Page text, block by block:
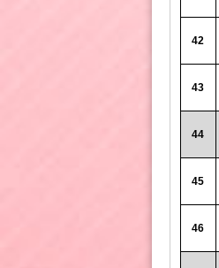
42
43
44
45
46